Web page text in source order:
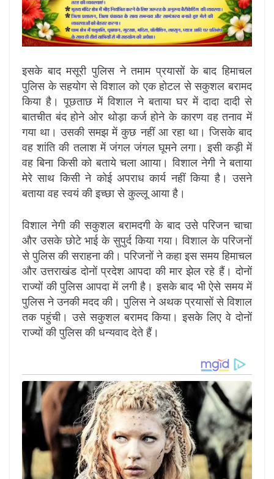
इसके बाद मसूरी पुलिस ने तमाम प्रयासों के बाद हिमाचल
पुलिस के सहयोग से विशाल को एक होटल से सकुशल बरामद
किया है। पूछताछ में विशाल ने बताया घर में दादा दादी से
बातचीत बंद होने ओर थोड़ा कर्ज होने के कारण वह तनाव में
गया था। उसकी समझ में कुछ नहीं आ रहा था। जिसके बाद
वह शांति की तलाश में जंगल जंगल घूमने लगा। इसी कड़ी में
वह बिना किसी को बताये चला आाया। विशाल नेगी ने बताया
मेरे साथ किसी ने कोई अपराध कार्य नहीं किया है। उसने
बताया वह स्वयं की इच्छा से कुल्लू आया है।
विशाल नेगी की सकुशल बरामदगी के बाद उसे परिजन चाचा
और उसके छोटे भाई के सुपुर्द किया गया। विशाल के परिजनों
से पुलिस की सराहना की। परिजनों ने कहा इस समय हिमाचल
और उत्तराखंड दोनों प्रदेश आपदा की मार झेल रहे हैं। दोनों
राज्यों की पुलिस आपदा में लगी है। इसके बाद भी ऐसे समय में
पुलिस ने उनकी मदद की। पुलिस ने अथक प्रयासों से विशाल
तक पहुंची। उसे सकुशल बरामद किया। इसके लिए वे दोनों
राज्यों की पुलिस की धन्यवाद देते हैं।